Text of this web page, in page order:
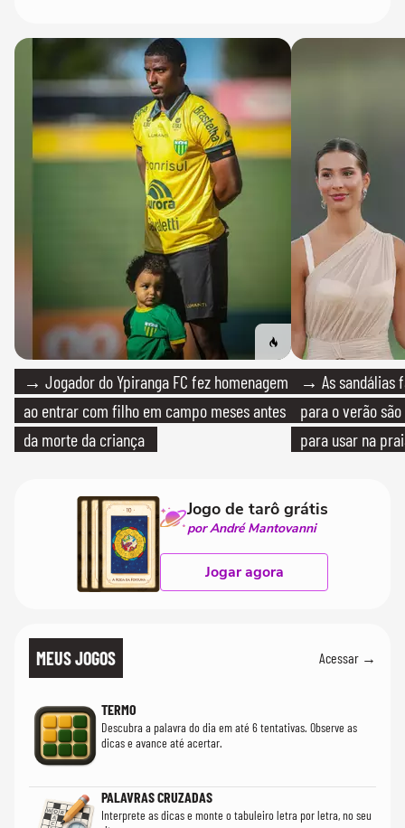
→ Jogador do Ypiranga FC fez homenagem
ao entrar com filho em campo meses antes
da morte da criança
→ As sandálias
para o verão
para usar na
Jogo de tarô grátis
por André Mantovanni
Jogar agora
MEUS JOGOS Acessar →
TERMO
Descubra a palavra do dia em até 6 tentativas. Observe as
dicas e avance até acertar.
PALAVRAS CRUZADAS
Interprete as dicas e monte o tabuleiro letra por letra, no seu